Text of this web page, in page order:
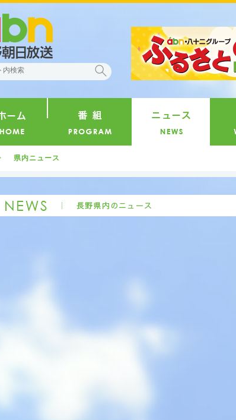
検索
ム 県内ニュース